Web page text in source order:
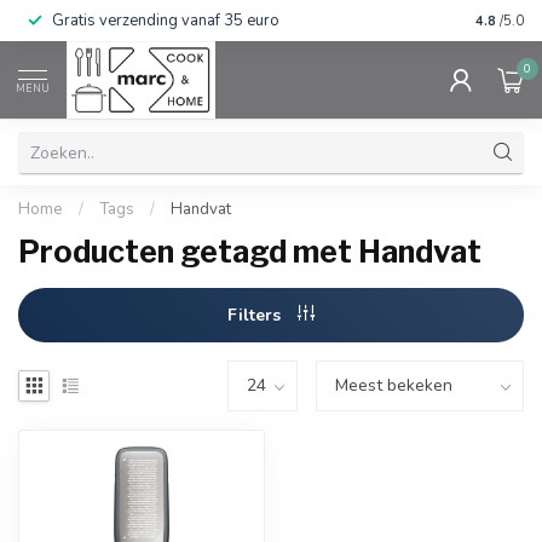
Gratis verzending vanaf 35 euro 4.8 /5.0
MENU
0
Home / Tags / Handvat
Producten getagd met Handvat
Filters